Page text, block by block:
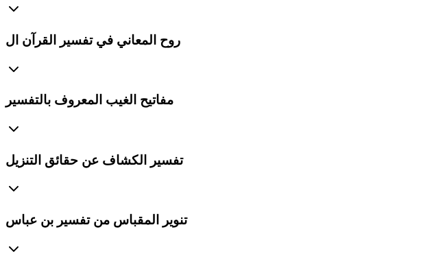
روح المعاني في تفسير القرآن ال
مفاتيح الغيب المعروف بالتفسير
تفسير الكشاف عن حقائق التنزيل
تنوير المقباس من تفسير بن عباس